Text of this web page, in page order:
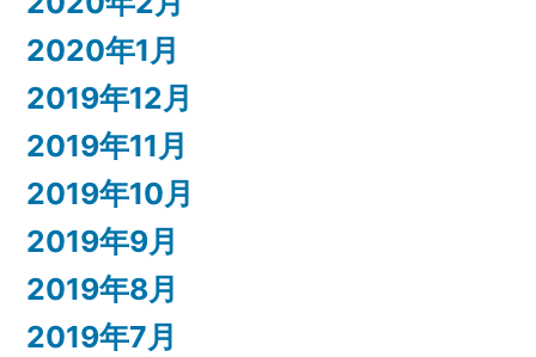
2020年1月
2019年12月
2019年11月
2019年10月
2019年9月
2019年8月
2019年7月